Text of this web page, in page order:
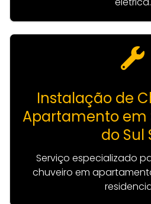
Instalação de
Apartamento em
do Sul
Serviço especializado
chuveiro em